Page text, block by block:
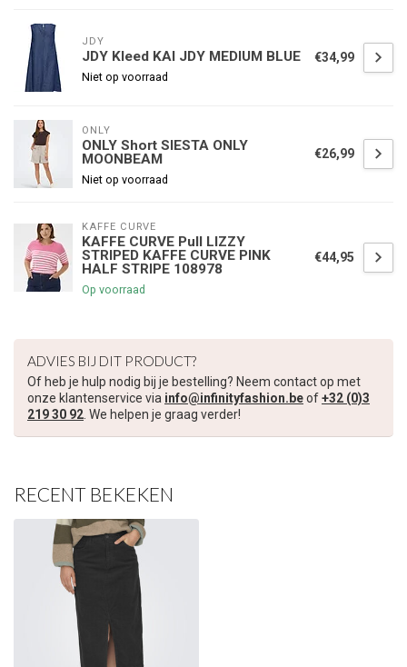
JDY
JDY Kleed KAI JDY MEDIUM BLUE
Niet op voorraad
€34,99
ONLY
ONLY Short SIESTA ONLY
MOONBEAM
Niet op voorraad
€26,99
KAFFE CURVE
KAFFE CURVE Pull LIZZY
STRIPED KAFFE CURVE PINK
HALF STRIPE 108978
Op voorraad
€44,95
ADVIES BIJ DIT PRODUCT?
Of heb je hulp nodig bij je bestelling? Neem contact op met
onze klantenservice via info@infinityfashion.beof+32 (0)3
219 30 92. We helpen je graag verder!
RECENT BEKEKEN